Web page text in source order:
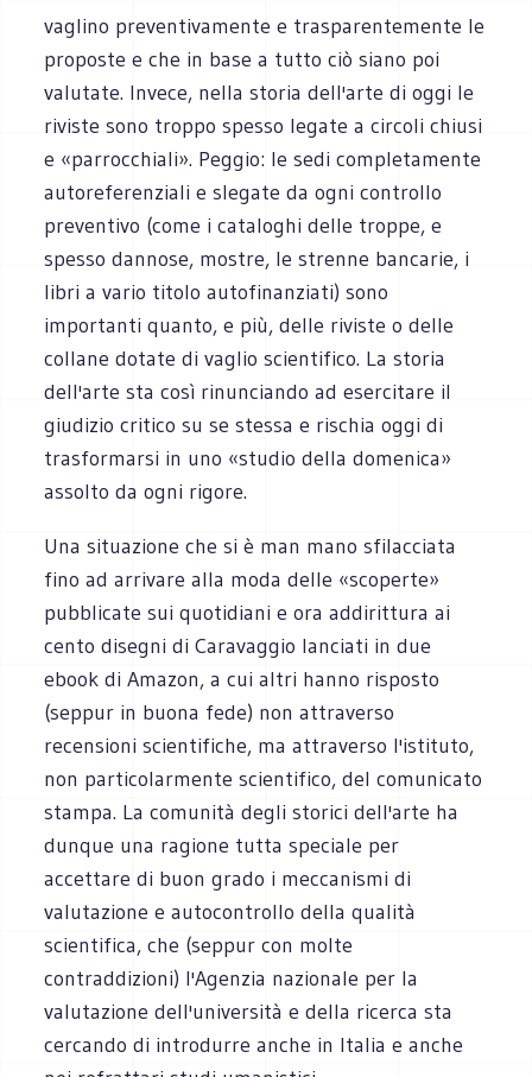
vaglino preventivamente e trasparentemente le
proposte e che in base a tutto ciò siano poi
valutate. Invece, nella storia dell'arte di oggi le
riviste sono troppo spesso legate a circoli chiusi
e «parrocchiali». Peggio: le sedi completamente
autoreferenziali e slegate da ogni controllo
preventivo (come i cataloghi delle troppe, e
spesso dannose, mostre, le strenne bancarie, i
libri a vario titolo autofinanziati) sono
importanti quanto, e più, delle riviste o delle
collane dotate di vaglio scientifico. La storia
dell'arte sta così rinunciando ad esercitare il
giudizio critico su se stessa e rischia oggi di
trasformarsi in uno «studio della domenica»
assolto da ogni rigore.
Una situazione che si è man mano sfilacciata
fino ad arrivare alla moda delle «scoperte»
pubblicate sui quotidiani e ora addirittura ai
cento disegni di Caravaggio lanciati in due
ebook di Amazon, a cui altri hanno risposto
(seppur in buona fede) non attraverso
recensioni scientifiche, ma attraverso l'istituto,
non particolarmente scientifico, del comunicato
stampa. La comunità degli storici dell'arte ha
dunque una ragione tutta speciale per
accettare di buon grado i meccanismi di
valutazione e autocontrollo della qualità
scientifica, che (seppur con molte
contraddizioni) l'Agenzia nazionale per la
valutazione dell'università e della ricerca sta
cercando di introdurre anche in Italia e anche